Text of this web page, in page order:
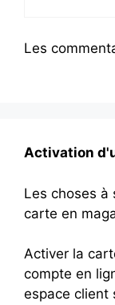
Les
Activation
Les choses à
carte en
Activer la
compte en
espace client